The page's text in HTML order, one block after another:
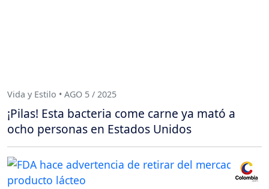
Vida y Estilo • AGO 5 / 2025
¡Pilas! Esta bacteria come carne ya mató a
ocho personas en Estados Unidos